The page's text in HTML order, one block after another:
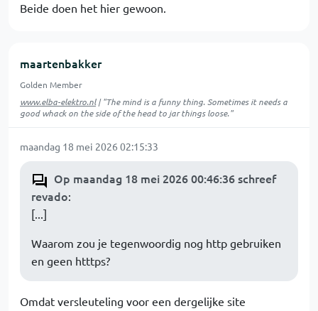
Beide doen het hier gewoon.
maartenbakker
Golden Member
www.elba-elektro.nl| "The mind is a funny thing. Sometimes it needs a
good whack on the side of the head to jar things loose."
maandag 18 mei 2026 02:15:33
Op maandag 18 mei 2026 00:46:36 schreef
revado:
[...]
Waarom zou je tegenwoordig nog http gebruiken
en geen htttps?
Omdat versleuteling voor een dergelijke site